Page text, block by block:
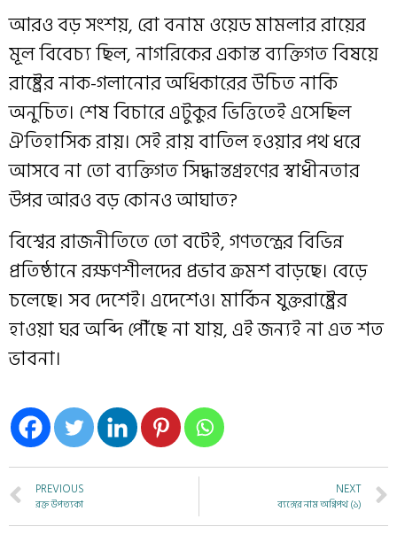
আরও বড় সংশয়, রো বনাম ওয়েড মামলার রায়ের
মূল বিবেচ্য ছিল, নাগরিকের একান্ত ব্যক্তিগত বিষয়ে
রাষ্ট্রের নাক-গলানোর অধিকারের উচিত নাকি
অনুচিত। শেষ বিচারে এটুকুর ভিত্তিতেই এসেছিল
ঐতিহাসিক রায়। সেই রায় বাতিল হওয়ার পথ ধরে
আসবে না তো ব্যক্তিগত সিদ্ধান্তগ্রহণের স্বাধীনতার
উপর আরও বড় কোনও আঘাত?
বিশ্বের রাজনীতিতে তো বটেই, গণতন্ত্রের বিভিন্ন
প্রতিষ্ঠানে রক্ষণশীলদের প্রভাব ক্রমশ বাড়ছে। বেড়ে
চলেছে। সব দেশেই। এদেশেও। মার্কিন যুক্তরাষ্ট্রের
হাওয়া ঘর অব্দি পৌঁছে না যায়, এই জন্যই না এত শত
ভাবনা।
PREVIOUS
রক্ত উপত্যকা
NEXT
ব্যঙ্গের নাম অগ্নিপথ (১)